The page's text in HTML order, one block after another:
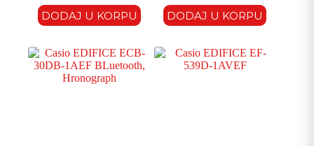
DODAJ U KORPU DODAJ U KORPU